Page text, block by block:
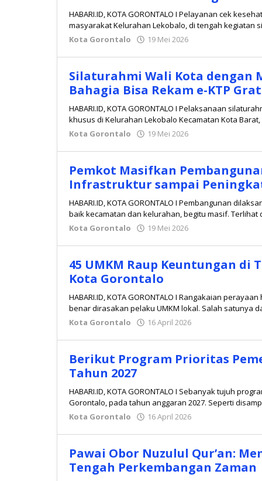
HABARI.ID, KOTA GORONTALO I Pelayanan cek
masyarakat Kelurahan Lekobalo, di tengah kegiatan
Kota Gorontalo
19 Mei 2026
Silaturahmi Wali Kota dengan
Bahagia Bisa Rekam e-KTP
HABARI.ID, KOTA GORONTALO I Pelaksanaan
khusus di Kelurahan Lekobalo Kecamatan Kota
Kota Gorontalo
19 Mei 2026
Pemkot Masifkan
Infrastruktur sampai
HABARI.ID, KOTA GORONTALO I Pembangunan
baik kecamatan dan kelurahan, begitu masif. Terlihat
Kota Gorontalo
19 Mei 2026
45 UMKM Raup Keuntungan di
Kota Gorontalo
HABARI.ID, KOTA GORONTALO I Rangakaian
benar dirasakan pelaku UMKM lokal. Salah satunya
Kota Gorontalo
16 April 2026
Berikut Program Prioritas
Tahun 2027
HABARI.ID, KOTA GORONTALO I Sebanyak tujuh
Gorontalo, pada tahun anggaran 2027. Seperti
Kota Gorontalo
16 April 2026
Pawai Obor Nuzulul Qur’an:
Tengah Perkembangan Zaman